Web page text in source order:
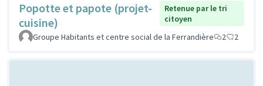
Popotte et papote (projet-
cuisine)
Retenue par le tri
citoyen
Groupe Habitants et centre social de la Ferrandière
2 2